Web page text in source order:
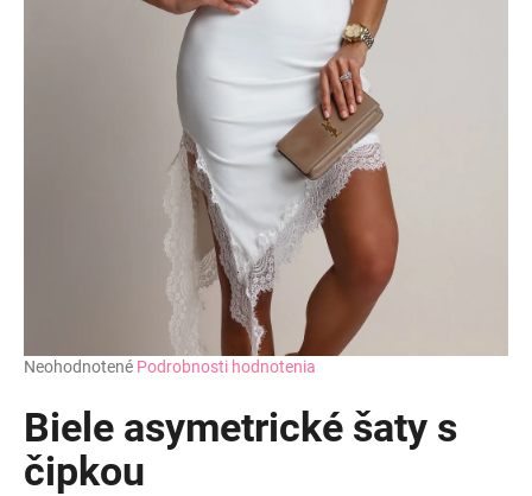
Priemerné
produktu
je
0,0
z
Neohodnotené Podrobnosti hodnotenia
Biele asymetrické šaty s
čipkou